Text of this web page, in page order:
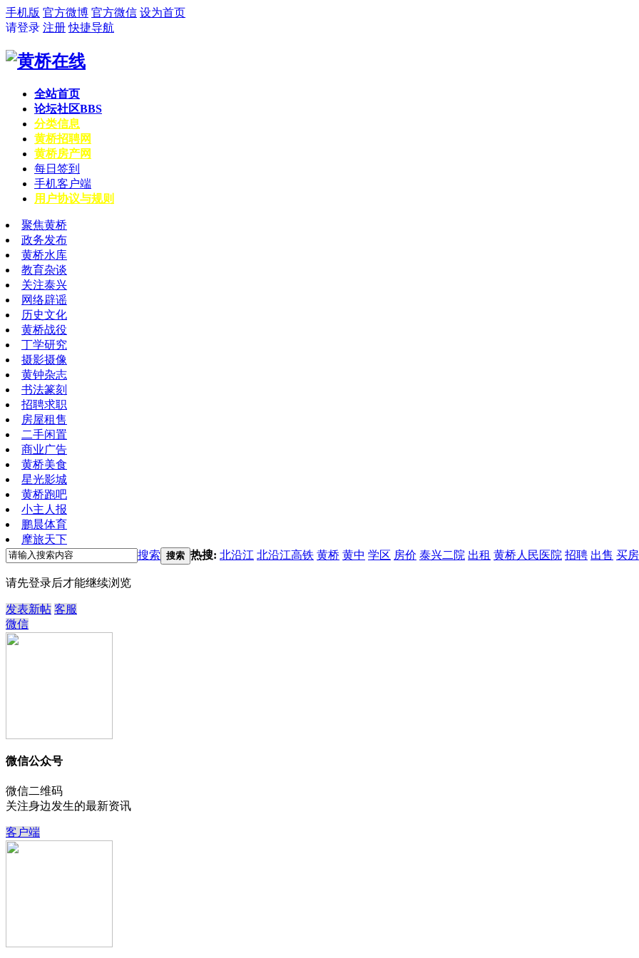
手机版 官方微博 官方微信 设为首页
请登录 注册 快捷导航
全站首页
论坛社区BBS
分类信息
黄桥招聘网
黄桥房产网
每日签到
手机客户端
用户协议与规则
聚焦黄桥
政务发布
黄桥水库
教育杂谈
关注泰兴
网络辟谣
历史文化
黄桥战役
丁学研究
摄影摄像
黄钟杂志
书法篆刻
招聘求职
房屋租售
二手闲置
商业广告
黄桥美食
星光影城
黄桥跑吧
小主人报
鹏晨体育
摩旅天下
搜索 搜索 热搜: 北沿江 北沿江高铁 黄桥 黄中 学区 房价 泰兴二院 出租 黄桥人民医院 招聘 出售 买房
请先登录后才能继续浏览
发表新帖 客服
微信
微信公众号
微信二维码
关注身边发生的最新资讯
客户端